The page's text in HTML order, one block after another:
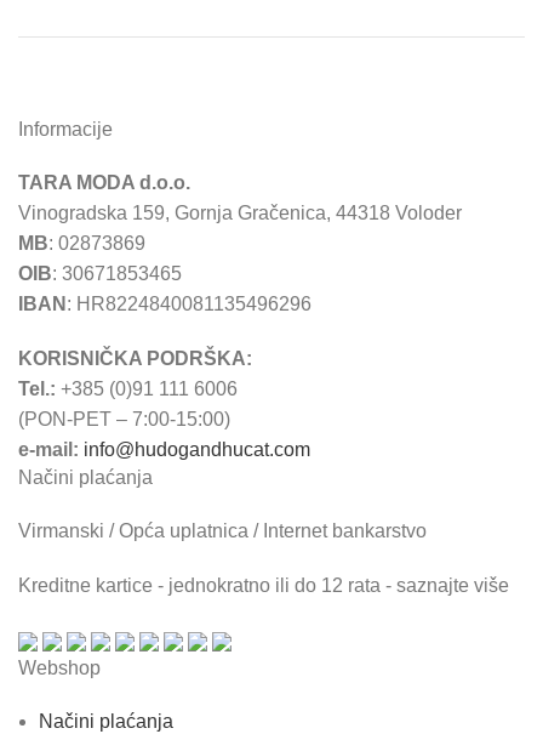
Informacije
TARA MODA d.o.o.
Vinogradska 159, Gornja Gračenica, 44318 Voloder
MB: 02873869
OIB: 30671853465
IBAN : HR8224840081135496296
KORISNIČKA PODRŠKA:
Tel.: +385 (0)91 111 6006
(PON-PET – 7:00-15:00)
e-mail: info@hudogandhucat.com
Načini plaćanja
Virmanski / Opća uplatnica / Internet bankarstvo
Kreditne kartice - jednokratno ili do 12 rata - saznajte više
Webshop
Načini plaćanja